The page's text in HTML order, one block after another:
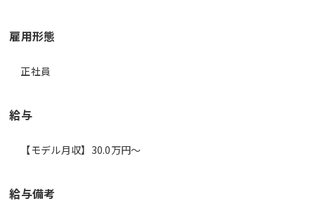
雇用形態
正社員
給与
【モデル月収】30.0万円〜
給与備考